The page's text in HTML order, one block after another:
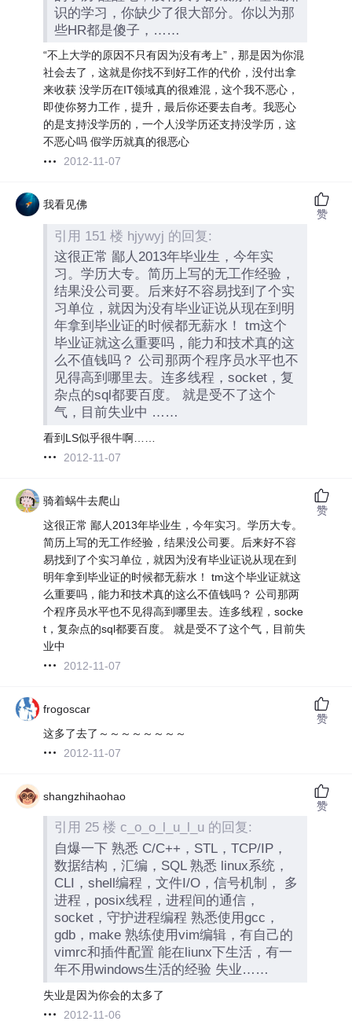
识的学习，你缺少了很大部分。你以为那
些HR都是傻子，……
“不上大学的原因不只有因为没有考上”，那是因为你混
社会去了，这就是你找不到好工作的代价，没付出拿
来收获 没学历在IT领域真的很难混，这个我不恶心，
即使你努力工作，提升，最后你还要去自考。我恶心
的是支持没学历的，一个人没学历还支持没学历，这
不恶心吗 假学历就真的很恶心
2012-11-07
我看见佛
引用 151 楼 hjywyj 的回复:
这很正常 鄙人2013年毕业生，今年实
习。学历大专。简历上写的无工作经验，
结果没公司要。后来好不容易找到了个实
习单位，就因为没有毕业证说从现在到明
年拿到毕业证的时候都无薪水！ tm这个
毕业证就这么重要吗，能力和技术真的这
么不值钱吗？ 公司那两个程序员水平也不
见得高到哪里去。连多线程，socket，复
杂点的sql都要百度。 就是受不了这个
气，目前失业中 ……
看到LS似乎很牛啊……
2012-11-07
赞
骑着蜗牛去爬山
这很正常 鄙人2013年毕业生，今年实习。学历大专。
简历上写的无工作经验，结果没公司要。后来好不容
易找到了个实习单位，就因为没有毕业证说从现在到
明年拿到毕业证的时候都无薪水！ tm这个毕业证就这
么重要吗，能力和技术真的这么不值钱吗？ 公司那两
个程序员水平也不见得高到哪里去。连多线程，socke
t，复杂点的sql都要百度。 就是受不了这个气，目前失
业中
2012-11-07
赞
frogoscar
这多了去了～～～～～～～～
2012-11-07
赞
shangzhihaohao
引用 25 楼 c_o_o_l_u_l_u 的回复:
自爆一下 熟悉 C/C++，STL，TCP/IP，
数据结构，汇编，SQL 熟悉 linux系统，
CLI，shell编程，文件I/O，信号机制， 多
进程，posix线程，进程间的通信，
socket，守护进程编程 熟悉使用gcc，
gdb，make 熟练使用vim编辑，有自己的
vimrc和插件配置 能在liunx下生活，有一
年不用windows生活的经验 失业……
失业是因为你会的太多了
2012-11-06
赞